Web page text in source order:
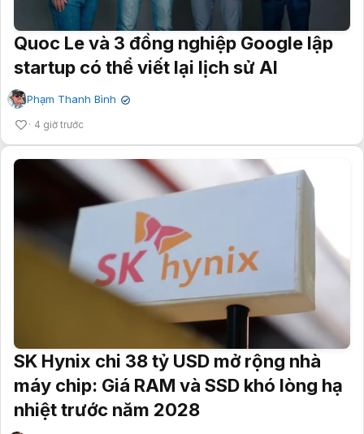
Quoc Le và 3 đồng nghiệp Google lập
startup có thể viết lại lịch sử AI
Phạm Thanh Bình ✔
4 giờ trước
SK Hynix chi 38 tỷ USD mở rộng nhà
máy chip: Giá RAM và SSD khó lòng hạ
nhiệt trước năm 2028